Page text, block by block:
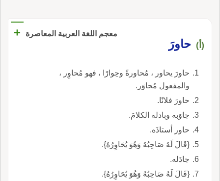
معجم اللغة العربية المعاصرة +
(أ) حاورَ
حاورَ يحاور ، مُحاورةً وحِوارًا ، فهو مُحاوِر ،
والمفعول مُحاوَر.
حاورَ فلانًا.
جاوَبه وبادله الكلامَ.
حاور أستاذَه.
{قَالَ لَهُ صَاحِبُهُ وَهُوَ يُحَاوِرُهُ}.
جادَله.
{قَالَ لَهُ صَاحِبُهُ وَهُوَ يُحَاوِرُهُ}.